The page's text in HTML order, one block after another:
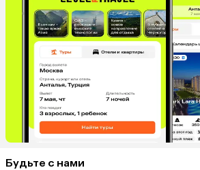
Будьте с нами